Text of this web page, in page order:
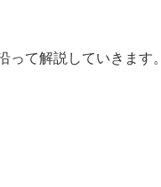
って解説していきます。